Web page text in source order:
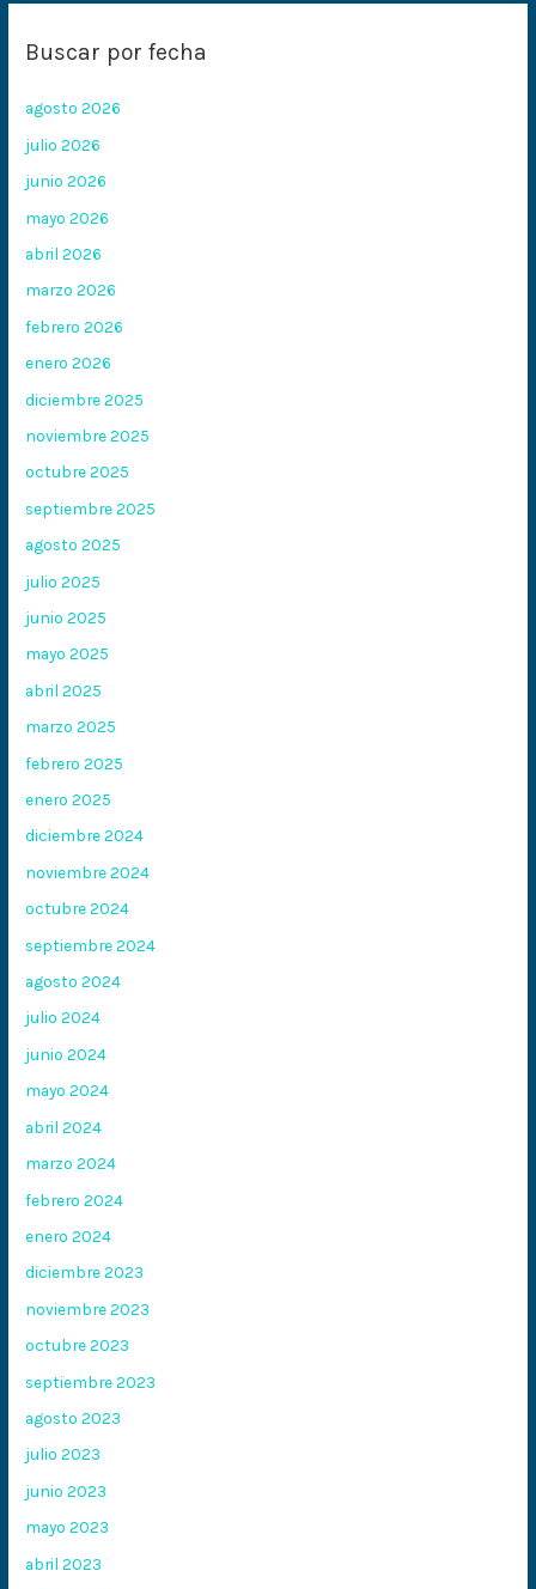
Buscar por fecha
agosto 2026
julio 2026
junio 2026
mayo 2026
abril 2026
marzo 2026
febrero 2026
enero 2026
diciembre 2025
noviembre 2025
octubre 2025
septiembre 2025
agosto 2025
julio 2025
junio 2025
mayo 2025
abril 2025
marzo 2025
febrero 2025
enero 2025
diciembre 2024
noviembre 2024
octubre 2024
septiembre 2024
agosto 2024
julio 2024
junio 2024
mayo 2024
abril 2024
marzo 2024
febrero 2024
enero 2024
diciembre 2023
noviembre 2023
octubre 2023
septiembre 2023
agosto 2023
julio 2023
junio 2023
mayo 2023
abril 2023